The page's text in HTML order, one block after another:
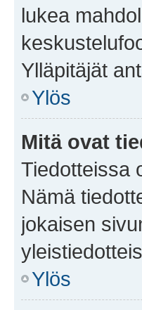
lukea
Ylläpitäjät
Ylös
Mitä ovat
Tiedotteissa
Nämä
jokaisen
Ylös